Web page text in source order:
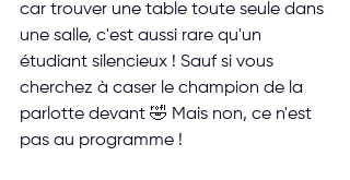
car trouver une table toute seule dans
une salle, c'est aussi rare qu'un
étudiant silencieux ! Sauf si vous
cherchez à caser le champion de la
parlotte devant 🤣 Mais non, ce n'est
pas au programme !